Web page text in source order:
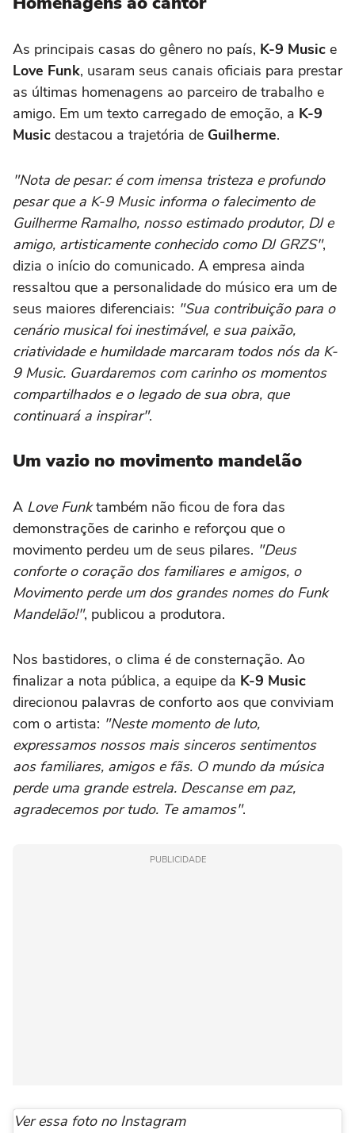
As principais casas do gênero no país, K-9 Music e
Love Funk, usaram seus canais oficiais para prestar
as últimas homenagens ao parceiro de trabalho e
amigo. Em um texto carregado de emoção, a K-9
Music destacou a trajetória de Guilherme.
"Nota de pesar: é com imensa tristeza e profundo
pesar que a K-9 Music informa o falecimento de
Guilherme Ramalho, nosso estimado produtor, DJ e
amigo, artisticamente conhecido como DJ GRZS",
dizia o início do comunicado. A empresa ainda
ressaltou que a personalidade do músico era um de
seus maiores diferenciais: "Sua contribuição para o
cenário musical foi inestimável, e sua paixão,
criatividade e humildade marcaram todos nós da K-
9 Music. Guardaremos com carinho os momentos
compartilhados e o legado de sua obra, que
continuará a inspirar".
Um vazio no movimento mandelão
A Love Funktambém não ficou de fora das
demonstrações de carinho e reforçou que o
movimento perdeu um de seus pilares. "Deus
conforte o coração dos familiares e amigos, o
Movimento perde um dos grandes nomes do Funk
Mandelão!", publicou a produtora.
Nos bastidores, o clima é de consternação. Ao
finalizar a nota pública, a equipe da K-9 Music
direcionou palavras de conforto aos que conviviam
com o artista: "Neste momento de luto,
expressamos nossos mais sinceros sentimentos
aos familiares, amigos e fãs. O mundo da música
perde uma grande estrela. Descanse em paz,
agradecemos por tudo. Te amamos".
PUBLICIDADE
Ver essa foto no Instagram